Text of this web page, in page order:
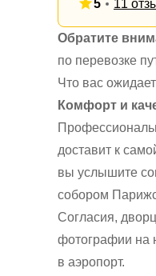
5 11
Обратите
по перевозке
Что вас ожидает
Комфорт и
доставит к
вы услышите
собором
Согласия,
фотографии на
в аэропорт.